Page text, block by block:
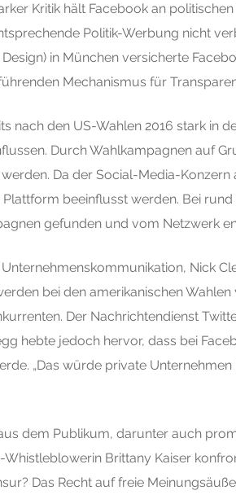
Kritik hält Facebook an
Politik-Werbung nicht
in München versicherte
Mechanismus für
nach den US-Wahlen 2016 stark in
Durch Wahlkampagnen auf
Da der Social-Media-
beeinflusst werden. Bei
gefunden und vom Netzwerk
Unternehmenskommunikation, Nick
bei den amerikanischen
Der Nachrichtendienst
hebte jedoch hervor, dass bei
„Das würde private
dem Publikum, darunter auch
Brittany Kaiser
Das Recht auf freie